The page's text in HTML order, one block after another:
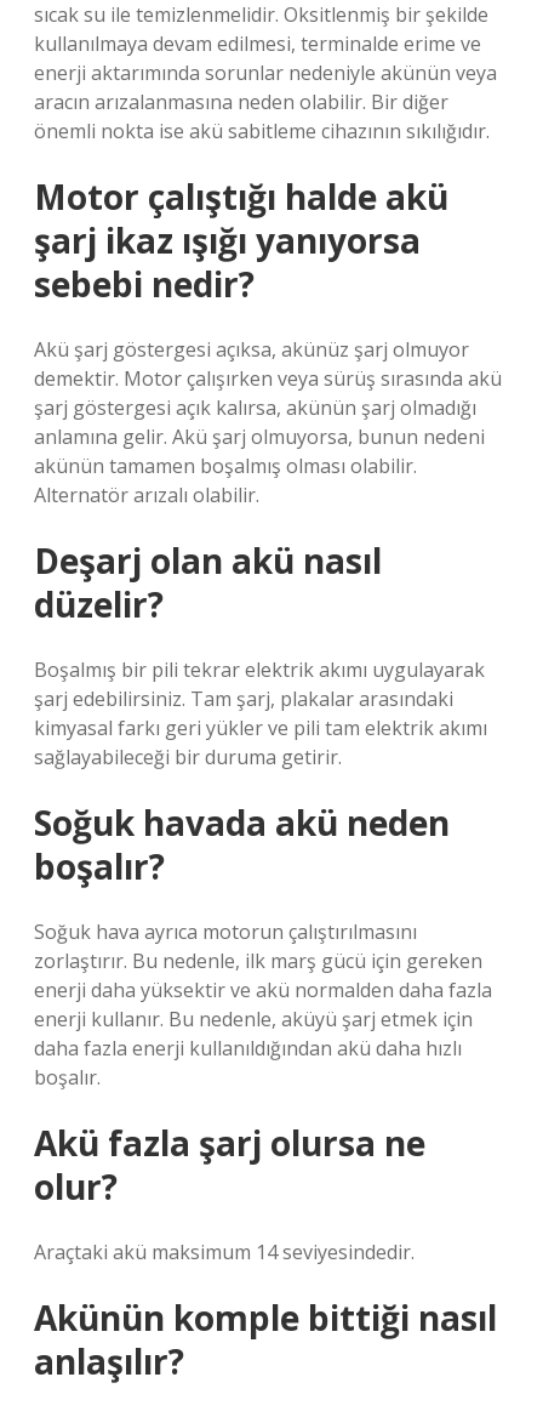
sıcak su ile temizlenmelidir. Oksitlenmiş bir şekilde
kullanılmaya devam edilmesi, terminalde erime ve
enerji aktarımında sorunlar nedeniyle akünün veya
aracın arızalanmasına neden olabilir. Bir diğer
önemli nokta ise akü sabitleme cihazının sıkılığıdır.
Motor çalıştığı halde akü
şarj ikaz ışığı yanıyorsa
sebebi nedir?
Akü şarj göstergesi açıksa, akünüz şarj olmuyor
demektir. Motor çalışırken veya sürüş sırasında akü
şarj göstergesi açık kalırsa, akünün şarj olmadığı
anlamına gelir. Akü şarj olmuyorsa, bunun nedeni
akünün tamamen boşalmış olması olabilir.
Alternatör arızalı olabilir.
Deşarj olan akü nasıl
düzelir?
Boşalmış bir pili tekrar elektrik akımı uygulayarak
şarj edebilirsiniz. Tam şarj, plakalar arasındaki
kimyasal farkı geri yükler ve pili tam elektrik akımı
sağlayabileceği bir duruma getirir.
Soğuk havada akü neden
boşalır?
Soğuk hava ayrıca motorun çalıştırılmasını
zorlaştırır. Bu nedenle, ilk marş gücü için gereken
enerji daha yüksektir ve akü normalden daha fazla
enerji kullanır. Bu nedenle, aküyü şarj etmek için
daha fazla enerji kullanıldığından akü daha hızlı
boşalır.
Akü fazla şarj olursa ne
olur?
Araçtaki akü maksimum 14 seviyesindedir.
Akünün komple bittiği nasıl
anlaşılır?